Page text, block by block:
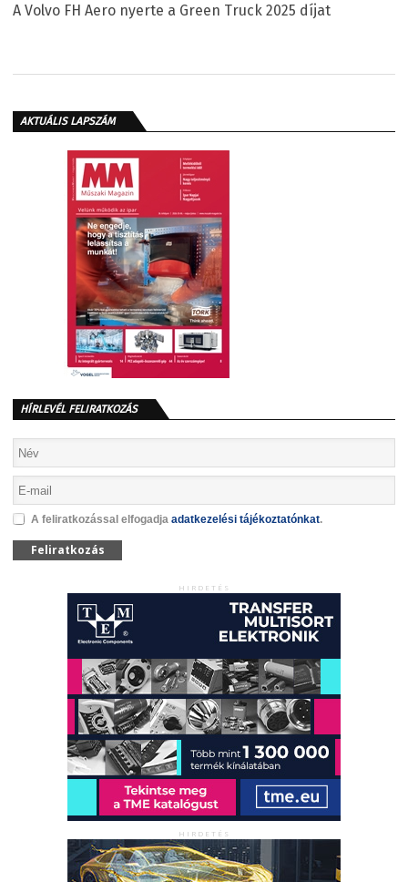
A Volvo FH Aero nyerte a Green Truck 2025 díjat
AKTUÁLIS LAPSZÁM
HÍRLEVÉL FELIRATKOZÁS
A feliratkozással elfogadja adatkezelési tájékoztatónkat.
Feliratkozás
HIRDETÉS
HIRDETÉS